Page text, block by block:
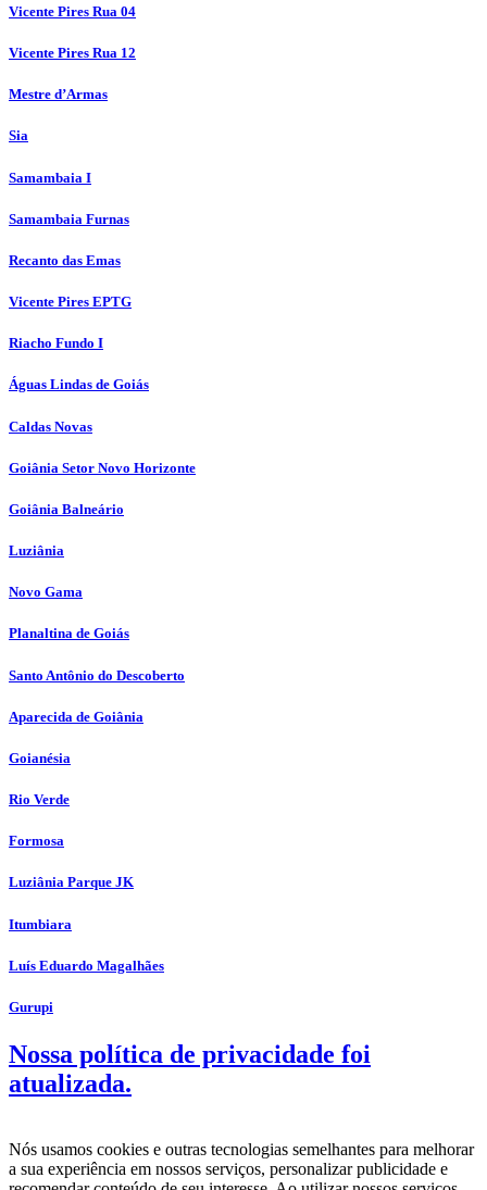
Vicente Pires Rua 04
Vicente Pires Rua 12
Mestre d’Armas
Sia
Samambaia I
Samambaia Furnas
Recanto das Emas
Vicente Pires EPTG
Riacho Fundo I
Águas Lindas de Goiás
Caldas Novas
Goiânia Setor Novo Horizonte
Goiânia Balneário
Luziânia
Novo Gama
Planaltina de Goiás
Santo Antônio do Descoberto
Aparecida de Goiânia
Goianésia
Rio Verde
Formosa
Luziânia Parque JK
Itumbiara
Luís Eduardo Magalhães
Gurupi
Nossa política de privacidade foi
atualizada.
Nós usamos cookies e outras tecnologias semelhantes para melhorar
a sua experiência em nossos serviços, personalizar publicidade e